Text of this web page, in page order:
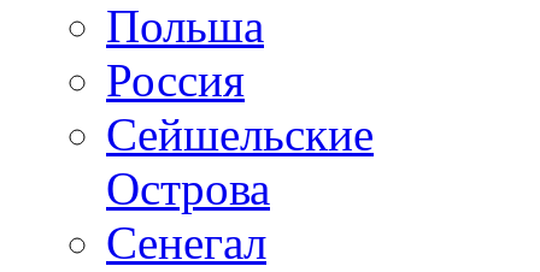
Польша
Россия
Сейшельские
Острова
Сенегал